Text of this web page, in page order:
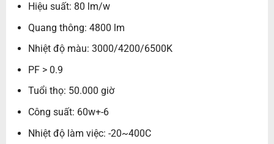
Hiệu suất: 80 lm/w
Quang thông: 4800 lm
Nhiệt độ màu: 3000/4200/6500K
PF > 0.9
Tuổi thọ: 50.000 giờ
Công suất: 60w+-6
Nhiệt độ làm việc: -20~400C